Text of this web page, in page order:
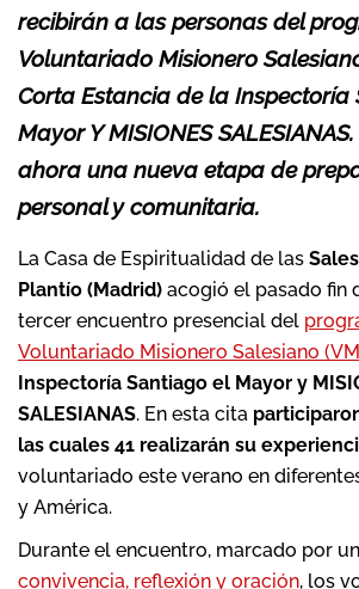
recibirán a las personas del
Voluntariado Misionero
Corta Estancia de la Inspectoría
Mayor Y MISIONES
ahora una nueva etapa de
personal y comunitaria.
La Casa de Espiritualidad de las
Plantío (Madrid) acogió el pasado fin
tercer encuentro presencial del
Voluntariado Misionero Salesiano
Inspectoría Santiago el Mayor y
SALESIANAS. En esta cita
las cuales 41 realizarán su
voluntariado este verano en
y América.
Durante el encuentro, marcado por
convivencia, reflexión y oración, los